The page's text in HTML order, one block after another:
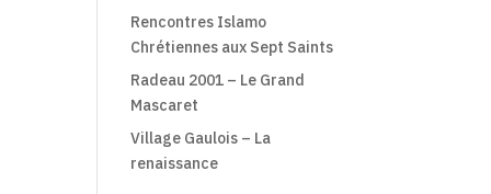
Rencontres Islamo
Chrétiennes aux Sept Saints
Radeau 2001 – Le Grand
Mascaret
Village Gaulois – La
renaissance